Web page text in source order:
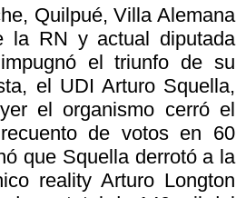
Quilpué, Villa Alemana
la RN y actual diputada
el triunfo de su
el UDI Arturo Squella,
el organismo cerró el
de votos en 60
que Squella derrotó a la
reality Arturo Longton